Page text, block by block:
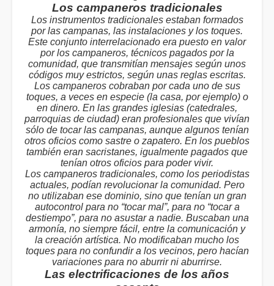
Los campaneros tradicionales
Los instrumentos tradicionales estaban formados
por las campanas, las instalaciones y los toques.
Este conjunto interrelacionado era puesto en valor
por los campaneros, técnicos pagados por la
comunidad, que transmitían mensajes según unos
códigos muy estrictos, según unas reglas escritas.
Los campaneros cobraban por cada uno de sus
toques, a veces en especie (la casa, por ejemplo) o
en dinero. En las grandes iglesias (catedrales,
parroquias de ciudad) eran profesionales que vivían
sólo de tocar las campanas, aunque algunos tenían
otros oficios como sastre o zapatero. En los pueblos
también eran sacristanes, igualmente pagados que
tenían otros oficios para poder vivir.
Los campaneros tradicionales, como los periodistas
actuales, podían revolucionar la comunidad. Pero
no utilizaban ese dominio, sino que tenían un gran
autocontrol para no “tocar mal”, para no “tocar a
destiempo”, para no asustar a nadie. Buscaban una
armonía, no siempre fácil, entre la comunicación y
la creación artística. No modificaban mucho los
toques para no confundir a los vecinos, pero hacían
variaciones para no aburrir ni aburrirse.
Las electrificaciones de los años